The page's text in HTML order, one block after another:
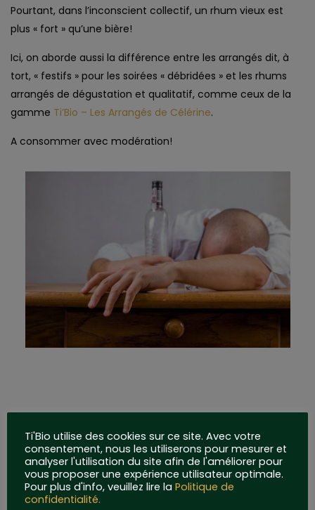
Pourtant, dans l’inconscient collectif, un rhum vieux est
plus « fort » qu’une bière!
Ici, on aborde aussi la différence entre les arrangés dit, à
tort, « festifs » pour les soirées « débridées » et les rhums
arrangés de dégustation et qualitatif, comme ceux de la
gamme Ti’Bio – Les Arrangés de Célérine.
A consommer avec modération!
PREVIOUS
POST
Ti'Bio utilise des cookies sur ce site. Avec votre
consentement, nous les utiliserons pour mesurer et
analyser l'utilisation du site afin de l'améliorer pour
vous proposer une expérience utilisateur optimale.
Pour plus d'info, veuillez lire la Politique de
confidentialité.